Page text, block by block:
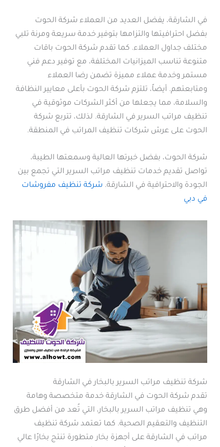
في الشارقة، يفضل العديد من العملاء شركة الحوت
بفضل احترافيتها والتزامها بتوفير خدمة سريعة ومرنة تلبي
مختلف جداول العملاء. كما تقدم شركة الحوت باقات
متنوعة تناسب الميزانيات المختلفة، مع توفير دعم فني
مستمر وخدمة عملاء مميزة تضمن رضا العملاء
ومتابعتهم. أيضاً، تلتزم شركة الحوت بأعلى معايير النظافة
والسلامة، مما يجعلها من أكثر الشركات موثوقية في
تنظيف مراتب السرير في الشارقة. لذلك، تتربع شركة
الحوت على عرش شركات تنظيف المراتب في المنطقة.
شركة الحوت، بفضل خبرتها العالية وسمعتها الطيبة،
تواصل تقديم خدمات تنظيف مراتب السرير التي تجمع بين
الجودة والاحترافية في الشارقة. شركة تنظيف مفروشات
في دبي
شركة تنظيف مراتب السرير بالبخار في الشارقة
تقدم شركة الحوت في الشارقة خدمة متخصصة وهامة
وهي تنظيف مراتب السرير بالبخار، التي تُعد من أفضل طرق
التنظيف والتعقيم الصحية. كما تعتمد شركة تنظيف
مراتب في الشارقة على أجهزة بخار متطورة تنتج بخارًا عالي